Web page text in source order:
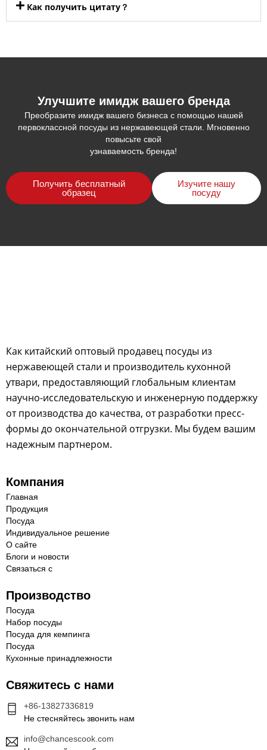
Как получить цитату？
Улучшите имидж вашего бренда
Преобразите имидж вашего бизнеса с помощью нашей
первоклассной посуды из нержавеющей стали. Мгновенно
повысьте свой
узнаваемость бренда!
Получить бесплатный
образец
Изучите нашу
посуду
Как китайский оптовый продавец посуды из
нержавеющей стали и производитель кухонной
утвари, предоставляющий глобальным клиентам
научно-исследовательскую и инженерную поддержку
от производства до качества, от разработки пресс-
формы до окончательной отгрузки. Мы будем вашим
надежным партнером.
Компания
Главная
Продукция
Посуда
Индивидуальное решение
О сайте
Блоги и новости
Связаться с
Производство
Посуда
Набор посуды
Посуда для кемпинга
Посуда
Кухонные принадлежности
Свяжитесь с нами
+86-13827336819
Не стесняйтесь звонить нам
info@chancescook.com